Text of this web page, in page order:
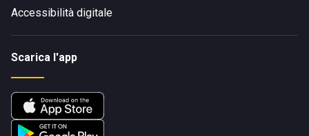
Accessibilità digitale
Scarica l'app